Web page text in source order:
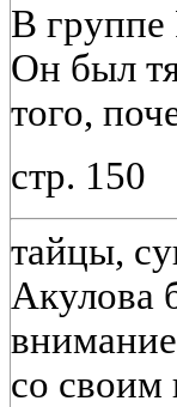
В группе
Он был
того,
стр. 150
тайцы,
Акулова
со